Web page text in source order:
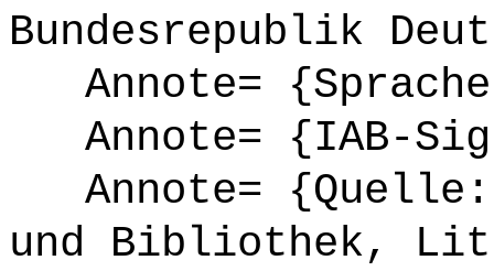
Bundesrepublik
Annote=
Annote= {IAB-
Annote= {Quelle:
und Bibliothek,